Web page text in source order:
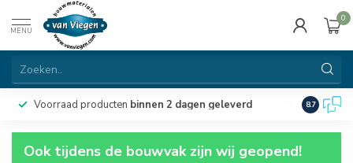
MENU
0
Voorraad producten binnen 2 dagen geleverd 8.7
Ook tijdens de bouwvak zijn wij geopend!